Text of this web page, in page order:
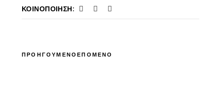
ΚΟΙΝΟΠΟΊΗΣΗ:
ΠΡΟΗΓΟΥΜΕΝΟΕΠΟΜΕΝΟ